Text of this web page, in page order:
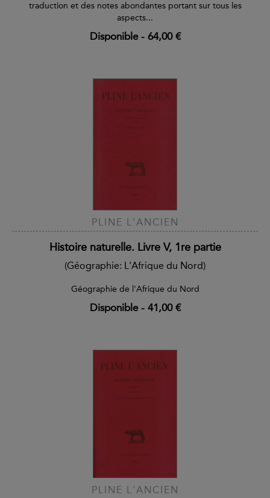
traduction et des notes abondantes portant sur tous les
aspects...
Disponible- 64,00 €
PLINE L'ANCIEN
Histoire naturelle. Livre V, 1re partie
(Géographie: L'Afrique du Nord)
Géographie de l'Afrique du Nord
Disponible- 41,00 €
PLINE L'ANCIEN